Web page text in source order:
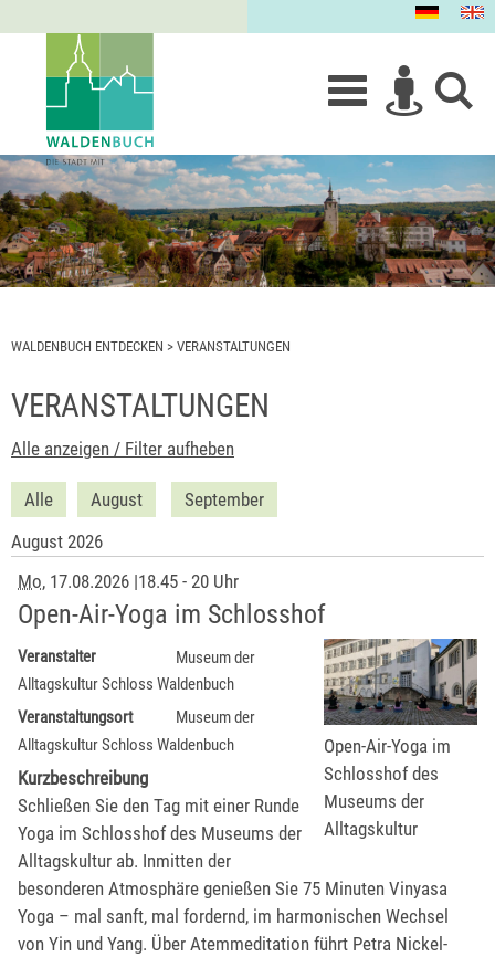
WALDENBUCH ENTDECKEN > VERANSTALTUNGEN
VERANSTALTUNGEN
Alle anzeigen / Filter aufheben
Alle August
September
August 2026
Mo, 17.08.2026 |18.45 - 20 Uhr
Open-Air-Yoga im Schlosshof
Open-Air-Yoga im
Schlosshof des
Museums der
Alltagskultur
Veranstalter
Museum der
Alltagskultur Schloss Waldenbuch
Veranstaltungsort
Museum der
Alltagskultur Schloss Waldenbuch
Kurzbeschreibung
Schließen Sie den Tag mit einer Runde
Yoga im Schlosshof des Museums der
Alltagskultur ab. Inmitten der
besonderen Atmosphäre genießen Sie 75 Minuten Vinyasa
Yoga – mal sanft, mal fordernd, im harmonischen Wechsel
von Yin und Yang. Über Atemmeditation führt Petra Nickel-